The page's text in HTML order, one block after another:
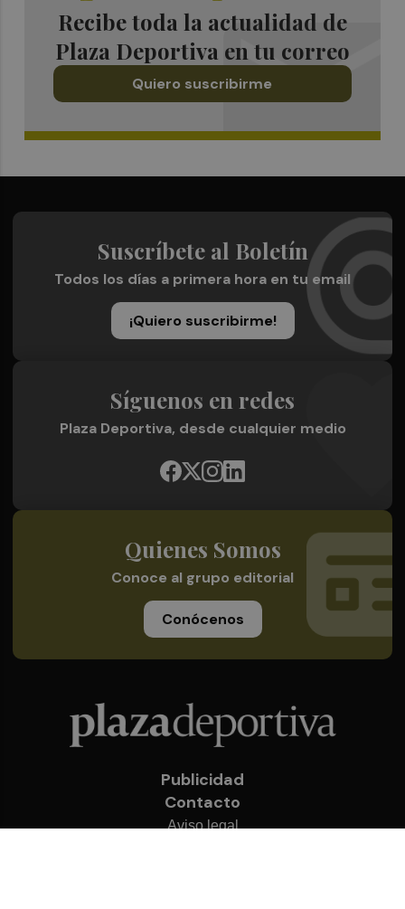
Recibe toda la actualidad de
Plaza Deportiva en tu correo
Quiero suscribirme
Suscríbete al Boletín
Todos los días a primera hora en tu email
¡Quiero suscribirme!
Síguenos en redes
Plaza Deportiva, desde cualquier medio
Quienes Somos
Conoce al grupo editorial
Conócenos
Publicidad
Contacto
Aviso legal